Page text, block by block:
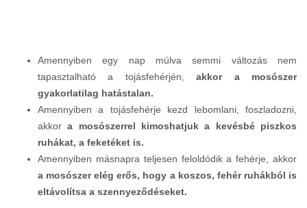
Amennyiben egy nap múlva semmi változás nem
tapasztalható a tojásfehérjén,akkor a mosószer
gyakorlatilag hatástalan.
Amennyiben a tojásfehérje kezd lebomlani, foszladozni,
akkora mosószerrel kimoshatjuk a kevésbé piszkos
ruhákat, a feketéket is.
Amennyiben másnapra teljesen feloldódik a fehérje, akkor
a mosószer elég erős, hogy a koszos, fehér ruhákból is
eltávolítsa a szennyeződéseket.